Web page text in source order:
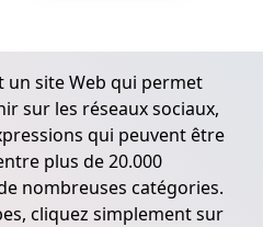
un site Web qui permet
sur les réseaux sociaux,
qui peuvent être
plus de 20.000
nombreuses catégories.
cliquez simplement sur